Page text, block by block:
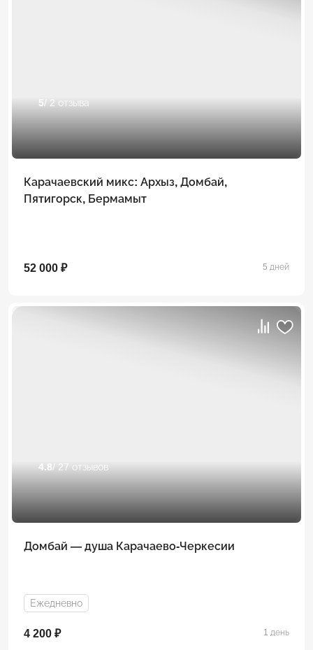
5/ 2 отзыва
Карачаевский микс: Архыз, Домбай,
Пятигорск, Бермамыт
52 000 ₽ 5 дней
4.8/ 27 отзывов
Домбай — душа Карачаево-Черкесии
Ежедневно
4 200 ₽ 1 день